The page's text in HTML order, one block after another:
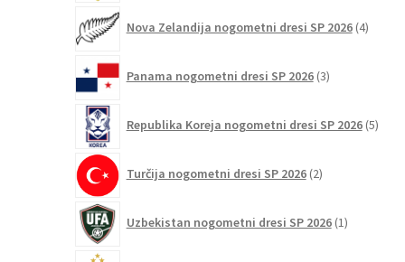
Nova Zelandija nogometni dresi SP 2026 4izdelki
Panama nogometni dresi SP 2026 3izdelki
Republika Koreja nogometni dresi SP 2026 5
Turčija nogometni dresi SP 2026 2izdelka
Uzbekistan nogometni dresi SP 2026 1izdelek